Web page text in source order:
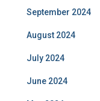
September 2024
August 2024
July 2024
June 2024